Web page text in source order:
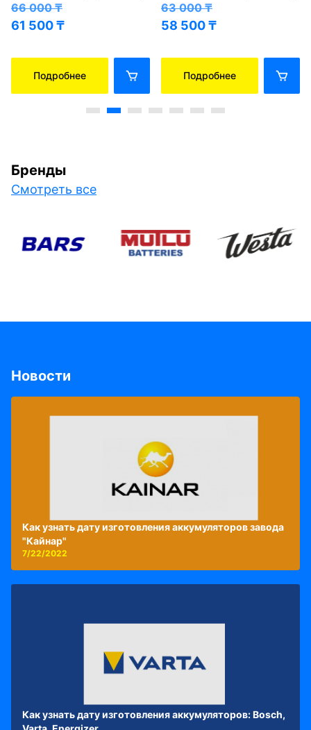
66 000₸
61 500₸
Подробнее
63 000₸
58 500₸
Подробнее
Бренды
Смотреть все
Новости
Как узнать дату изготовления аккумуляторов завода
"Кайнар"
7/22/2022
Как узнать дату изготовления аккумуляторов: Bosch,